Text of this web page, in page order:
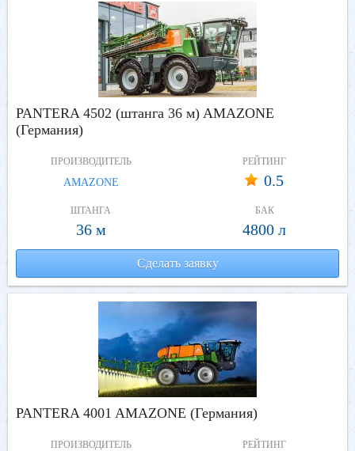
PANTERA 4502 (штанга 36 м) AMAZONE
(Германия)
ПРОИЗВОДИТЕЛЬ
AMAZONE
РЕЙТИНГ
0.5
ШТАНГА
36 м
БАК
4800 л
Сделать заявку
PANTERA 4001 AMAZONE (Германия)
ПРОИЗВОДИТЕЛЬ РЕЙТИНГ